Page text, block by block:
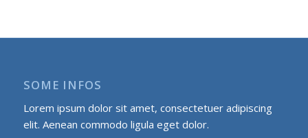
SOME INFOS
Lorem ipsum dolor sit amet, consectetuer adipiscing
elit. Aenean commodo ligula eget dolor.